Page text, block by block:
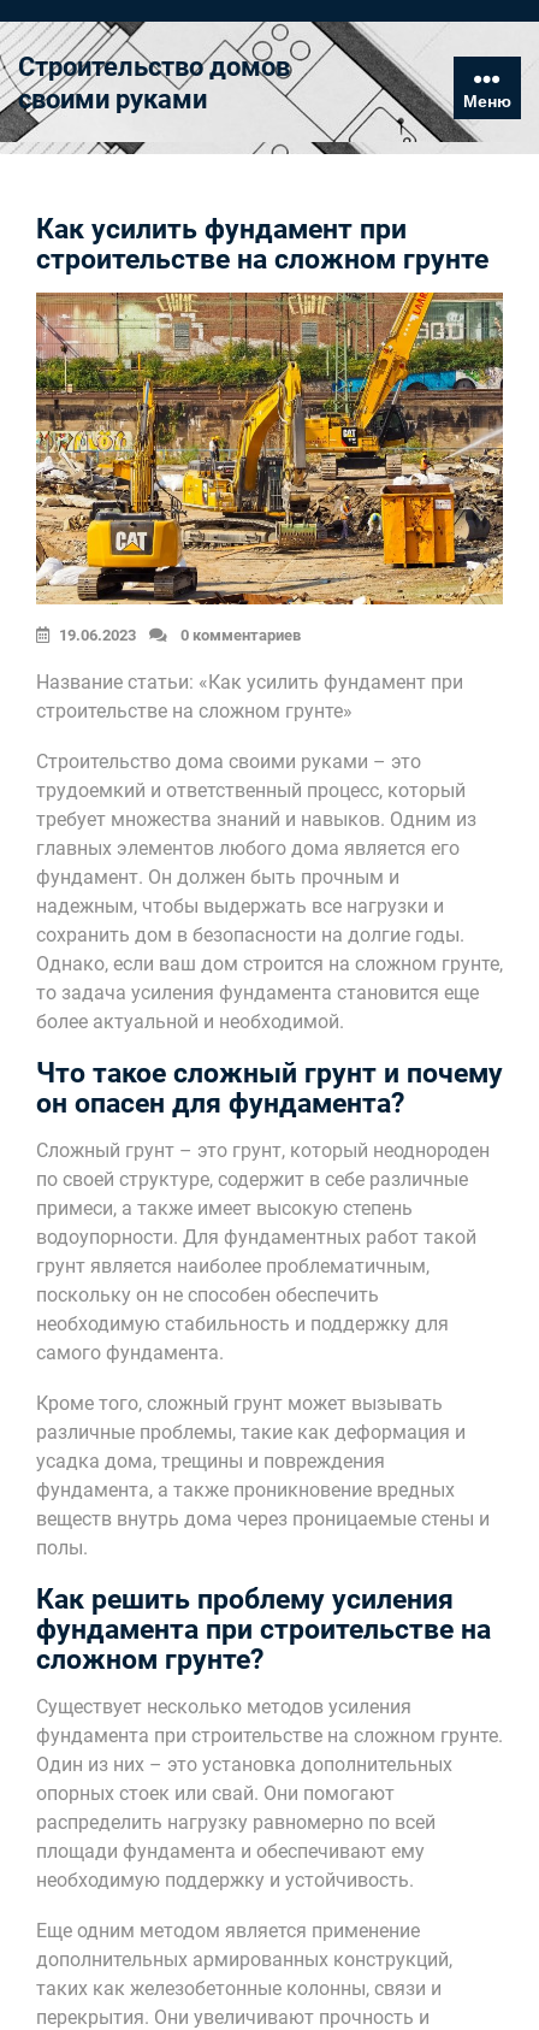
к
содержимому
Строительство домов
своими руками
Меню
Как усилить фундамент при
строительстве на сложном грунте
19.06.2023 0 комментариев
Название статьи: «Как усилить фундамент при
строительстве на сложном грунте»
Строительство дома своими руками – это
трудоемкий и ответственный процесс, который
требует множества знаний и навыков. Одним из
главных элементов любого дома является его
фундамент. Он должен быть прочным и
надежным, чтобы выдержать все нагрузки и
сохранить дом в безопасности на долгие годы.
Однако, если ваш дом строится на сложном грунте,
то задача усиления фундамента становится еще
более актуальной и необходимой.
Что такое сложный грунт и почему
он опасен для фундамента?
Сложный грунт – это грунт, который неоднороден
по своей структуре, содержит в себе различные
примеси, а также имеет высокую степень
водоупорности. Для фундаментных работ такой
грунт является наиболее проблематичным,
поскольку он не способен обеспечить
необходимую стабильность и поддержку для
самого фундамента.
Кроме того, сложный грунт может вызывать
различные проблемы, такие как деформация и
усадка дома, трещины и повреждения
фундамента, а также проникновение вредных
веществ внутрь дома через проницаемые стены и
полы.
Как решить проблему усиления
фундамента при строительстве на
сложном грунте?
Существует несколько методов усиления
фундамента при строительстве на сложном грунте.
Один из них – это установка дополнительных
опорных стоек или свай. Они помогают
распределить нагрузку равномерно по всей
площади фундамента и обеспечивают ему
необходимую поддержку и устойчивость.
Еще одним методом является применение
дополнительных армированных конструкций,
таких как железобетонные колонны, связи и
перекрытия. Они увеличивают прочность и